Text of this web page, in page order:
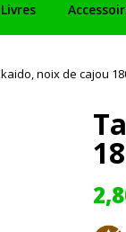
Livres
noix de cajou